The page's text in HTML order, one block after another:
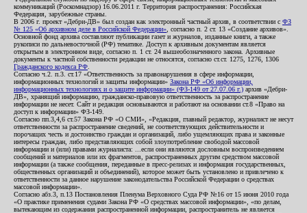
коммуникаций (Роскомнадзор) 16.06.2011 г. Территория распространения: Российская
Федерация, зарубежные страны.
В 2006 г. проект «Дебри-ДВ» был создан как электронный частный архив, в соответствии с ФЗ
№ 125 «Об архивном деле в Российской Федерации» , согласно п. 2 ст. 13 «Создание архивов».
Основной фонд архива составляют публикации газет и журналов, изданные книги, а также
рукописи по дальневосточной (РФ) тематике. Доступ к архивным документам является
открытым в электронном виде, согласно п. 1 ст. 24 вышеобозначенного закона. Архивные
документы к частной собственности редакции не относятся, согласно ст.ст. 1275, 1276, 1306
Гражданского кодекса РФ
Согласно ч.2. п.3. ст.17 «Ответственность за правонарушения в сфере информации,
информационных технологий и защиты информации» Закона РФ «Об информации,
информационных технологиях и о защите информации» (ФЗ-149 от 27.07.06 г.) архив «Дебри-
ДВ», хранящий информацию, гражданско-правовую ответственность за распространение
информации не несет. Сайт и редакция основываются и работают на основании ст.8 «Право на
доступ к информации» ФЗ-149.
Согласно пп.3,4,6 ст.57 Закона РФ «О СМИ», «Редакция, главный редактор, журналист не несут
ответственности за распространение сведений, не соответствующих действительности и
порочащих честь и достоинство граждан и организаций, либо ущемляющих права и законные
интересы граждан, либо представляющих собой злоупотребление свободой массовой
информации и (или) правами журналиста: ...если они являются дословным воспроизведением
сообщений и материалов или их фрагментов, распространенных другим средством массовой
информации (а также сообщения, переданные в пресс-релизах и информация государственных,
общественных организаций и объединений), которое может быть установлено и привлечено к
ответственности за данное нарушение законодательства Российской Федерации о средствах
массовой информации».
Согласно абз.3, п.13 Постановления Пленума Верховного Суда РФ №16 от 15 июня 2010 года
«О практике применения судами Закона РФ «О средствах массовой информации», «по делам,
вытекающим из содержания распространенной информации, распространитель не является